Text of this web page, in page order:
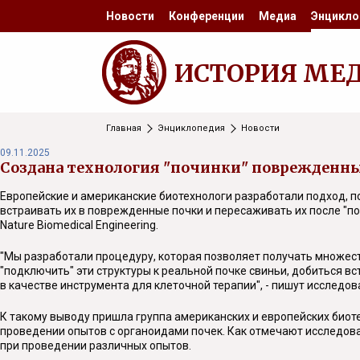
Новости Конференции Медиа
ИСТОРИЯ
Главная Энциклопедия Новости
09.11.2025
Создана технология "починки"
Европейские и американские биотехнологи разработали
встраивать их в поврежденные почки и пересаживать их после
Nature Biomedical Engineering.
"Мы разработали процедуру, которая позволяет получать
"подключить" эти структуры к реальной почке свиньи, добиться
в качестве инструмента для клеточной терапии", - пишут
К такому выводу пришла группа американских и европейских
проведении опытов с органоидами почек. Как отмечают
при проведении различных опытов.